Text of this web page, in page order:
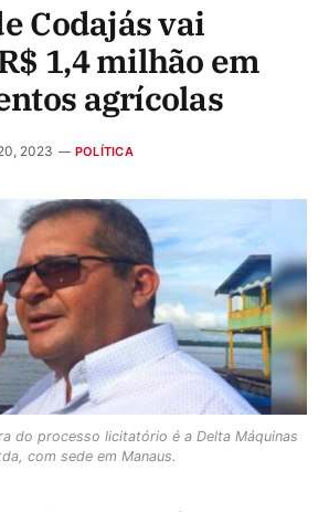
Codajás vai
1,4 milhão em
agrícolas
2023 POLÍTICA
do processo licitatório é a Delta Máquinas
com sede em Manaus.